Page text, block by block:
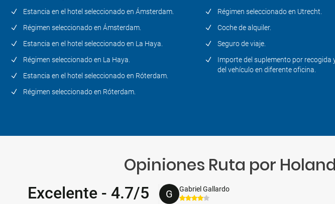
Estancia en el hotel seleccionado en Ámsterdam.
Régimen seleccionado en Ámsterdam.
Estancia en el hotel seleccionado en La Haya.
Régimen seleccionado en La Haya.
Estancia en el hotel seleccionado en Róterdam.
Régimen seleccionado en Róterdam.
Régimen seleccionado en Utrecht.
Coche de alquiler.
Seguro de viaje.
Importe del suplemento por recogida
del vehículo en diferente oficina.
Opiniones Ruta por
Excelente - 4.7/5 G Gabriel Gallardo